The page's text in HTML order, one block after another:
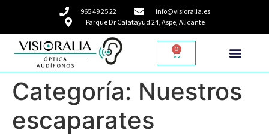
965 49 25 22
info@visioralia.es
Parque Dr Calatayud 24, Aspe, Alicante
0
Categoría: Nuestros
escaparates